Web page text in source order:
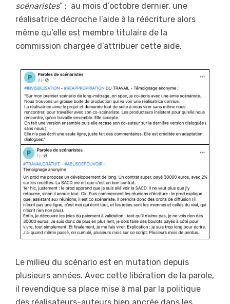
scénaristes” : au mois d’octobre dernier, une
réalisatrice décroche l’aide à la réécriture alors
même qu’elle est membre titulaire de la
commission chargée d’attribuer cette aide.
Le milieu du scénario est en mutation depuis
plusieurs années. Avec cette libération de la parole,
il revendique sa place mise à mal par la politique